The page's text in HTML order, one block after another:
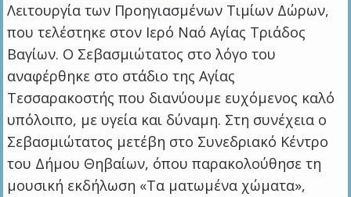
Λειτουργία των Προηγιασμένων Τιμίων Δώρων,
που τελέστηκε στον Ιερό Ναό Αγίας Τριάδος
Βαγίων. Ο Σεβασμιώτατος στο λόγο του
αναφέρθηκε στο στάδιο της Αγίας
Τεσσαρακοστής που διανύουμε ευχόμενος καλό
υπόλοιπο, με υγεία και δύναμη. Στη συνέχεια ο
Σεβασμιώτατος μετέβη στο Συνεδριακό Κέντρο
του Δήμου Θηβαίων, όπου παρακολούθησε τη
μουσική εκδήλωση «Τα ματωμένα χώματα»,